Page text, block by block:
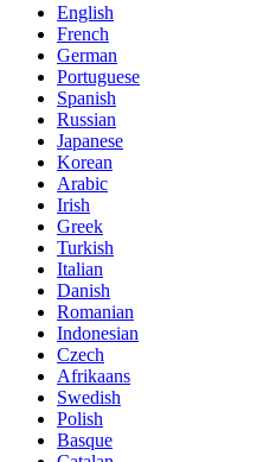
English
French
German
Portuguese
Spanish
Russian
Japanese
Korean
Arabic
Irish
Greek
Turkish
Italian
Danish
Romanian
Indonesian
Czech
Afrikaans
Swedish
Polish
Basque